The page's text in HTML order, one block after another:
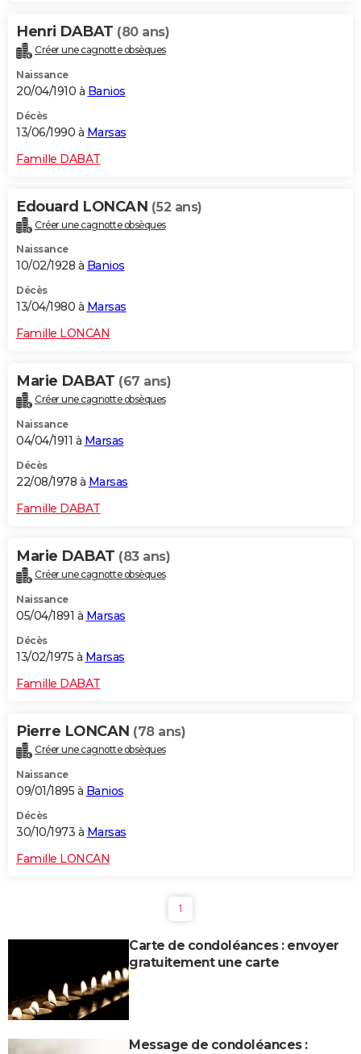
Henri DABAT (80 ans)
Créer une cagnotte obsèques
Naissance
20/04/1910 à Banios
Décès
13/06/1990 à Marsas
Famille DABAT
Edouard LONCAN (52 ans)
Créer une cagnotte obsèques
Naissance
10/02/1928 à Banios
Décès
13/04/1980 à Marsas
Famille LONCAN
Marie DABAT (67 ans)
Créer une cagnotte obsèques
Naissance
04/04/1911 à Marsas
Décès
22/08/1978 à Marsas
Famille DABAT
Marie DABAT (83 ans)
Créer une cagnotte obsèques
Naissance
05/04/1891 à Marsas
Décès
13/02/1975 à Marsas
Famille DABAT
Pierre LONCAN (78 ans)
Créer une cagnotte obsèques
Naissance
09/01/1895 à Banios
Décès
30/10/1973 à Marsas
Famille LONCAN
1
Carte de condoléances : envoyer
gratuitement une carte
Message de condoléances :